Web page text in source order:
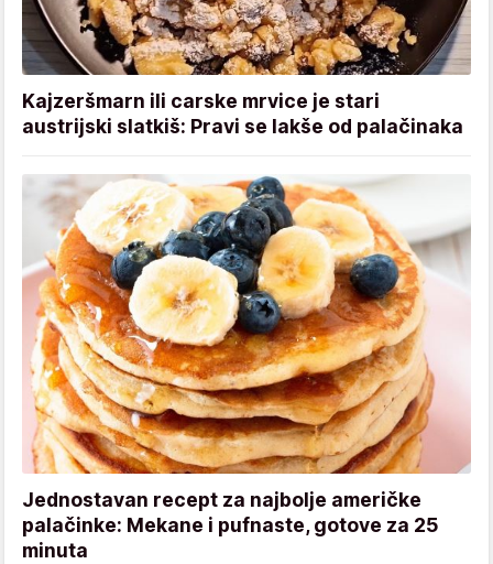
Kajzeršmarn ili carske mrvice je stari
austrijski slatkiš: Pravi se lakše od palačinaka
Jednostavan recept za najbolje američke
palačinke: Mekane i pufnaste, gotove za 25
minuta